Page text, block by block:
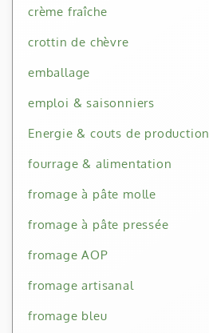
crème fraîche
crottin de chèvre
emballage
emploi & saisonniers
Energie & couts de production
fourrage & alimentation
fromage à pâte molle
fromage à pâte pressée
fromage AOP
fromage artisanal
fromage bleu